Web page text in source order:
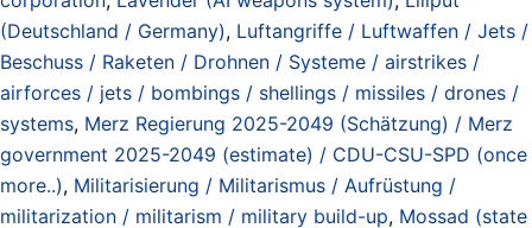
(Deutschland / Germany), Luftangriffe / Luftwaffen / Jets /
Beschuss / Raketen / Drohnen / Systeme / airstrikes /
airforces / jets / bombings / shellings / missiles / drones /
systems, Merz Regierung 2025-2049 (Schätzung) / Merz
government 2025-2049 (estimate) / CDU-CSU-SPD (once
more..), Militarisierung / Militarismus / Aufrüstung /
militarization / militarism / military build-up, Mossad (state